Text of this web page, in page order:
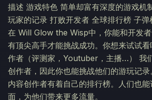
描述 游戏特色 简单却富有深度的游戏机
玩家的记录 打败开发者 全球排行榜 子
在 Will Glow the Wisp中，你能和开发
有顶尖高手才能挑战成功。你想来试试
作者（评测家，Youtuber，主播…） 我
创作者，因此你也能挑战他们的游玩记录
内容创作者有着自己的排行榜。人们也
面，为他们带来更多流量。